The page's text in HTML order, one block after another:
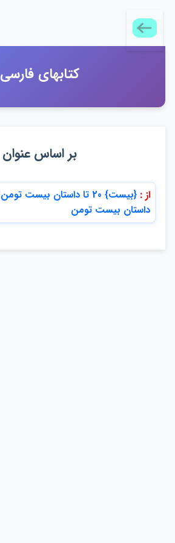
كتابهاي فارسي
بر اساس عنوان
از : {بيست} 20 تا داستان بيست تومن
داستان بيست تومن